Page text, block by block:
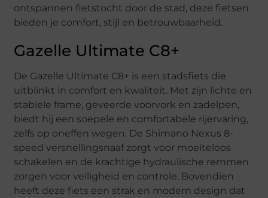
ontspannen fietstocht door de stad, deze fietsen
bieden je comfort, stijl en betrouwbaarheid.
Gazelle Ultimate C8+
De Gazelle Ultimate C8+ is een stadsfiets die
uitblinkt in comfort en kwaliteit. Met zijn lichte en
stabiele frame, geveerde voorvork en zadelpen,
biedt hij een soepele en comfortabele rijervaring,
zelfs op oneffen wegen. De Shimano Nexus 8-
speed versnellingsnaaf zorgt voor moeiteloos
schakelen en de krachtige hydraulische remmen
zorgen voor veiligheid en controle. Bovendien
heeft deze fiets een strak en modern design dat